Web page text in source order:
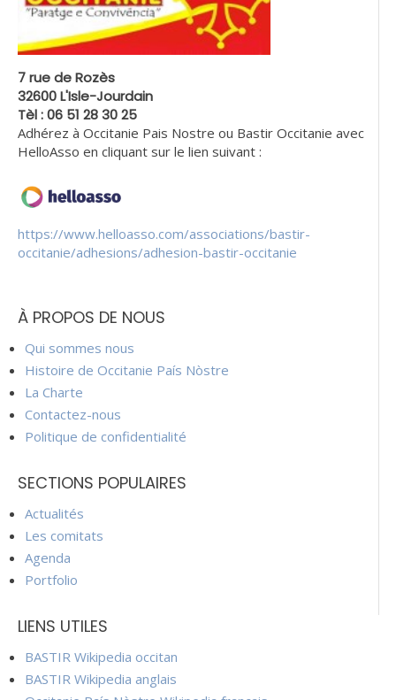
7 rue de Rozès
32600 L'Isle-Jourdain
Tèl : 06 51 28 30 25
Adhérez à Occitanie Pais Nostre ou Bastir Occitanie avec
HelloAsso en cliquant sur le lien suivant :
https://www.helloasso.com/associations/bastir-
occitanie/adhesions/adhesion-bastir-occitanie
À PROPOS DE NOUS
Qui sommes nous
Histoire de Occitanie País Nòstre
La Charte
Contactez-nous
Politique de confidentialité
SECTIONS POPULAIRES
Actualités
Les comitats
Agenda
Portfolio
LIENS UTILES
BASTIR Wikipedia occitan
BASTIR Wikipedia anglais